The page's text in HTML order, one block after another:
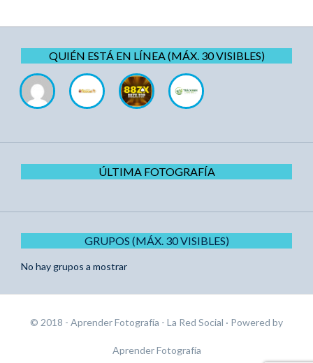
QUIÉN ESTÁ EN LÍNEA (MÁX. 30 VISIBLES)
ÚLTIMA FOTOGRAFÍA
GRUPOS (MÁX. 30 VISIBLES)
No hay grupos a mostrar
© 2018 - Aprender Fotografía - La Red Social · Powered by
Aprender Fotografía